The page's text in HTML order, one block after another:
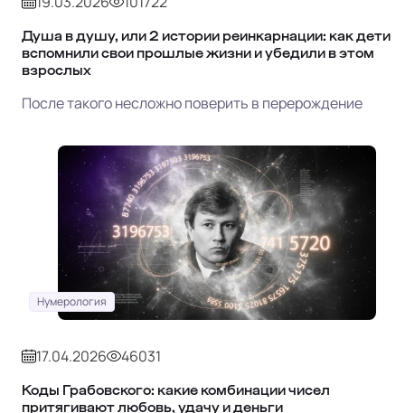
Душа в душу, или 2 истории реинкарнации: как дети
вспомнили свои прошлые жизни и убедили в этом
взрослых
После такого несложно поверить в перерождение
Нумерология
17.04.2026 46031
Коды Грабовского: какие комбинации чисел
притягивают любовь, удачу и деньги